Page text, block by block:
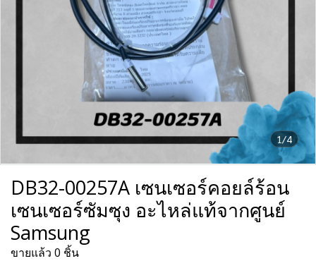
1/4
DB32-00257A เซนเซอร์คอยล์ร้อน
เซนเซอร์ซัมซุง อะไหล่แท้จากศูนย์
Samsung
ขายแล้ว 0 ชิ้น